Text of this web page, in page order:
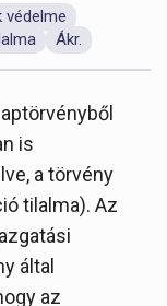
Ákr.
is
a törvény
tilalma). Az
által
az